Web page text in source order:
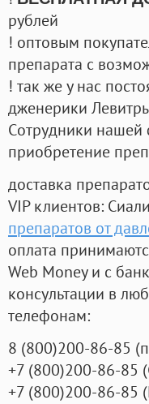
рублей
! оптовым
препарата с
! так же у нас
дженерики
Cотрудники нашей
приобретение
доставка
VIP клиентов:
препаратов от
оплата
Web Money и с
консультации в
телефонам:
8 (800)200-86-85 (
+7 (800)200-86-85 (
+7 (800)200-86-85 (